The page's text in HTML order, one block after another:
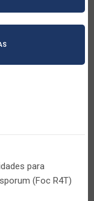
para
(Foc R4T)